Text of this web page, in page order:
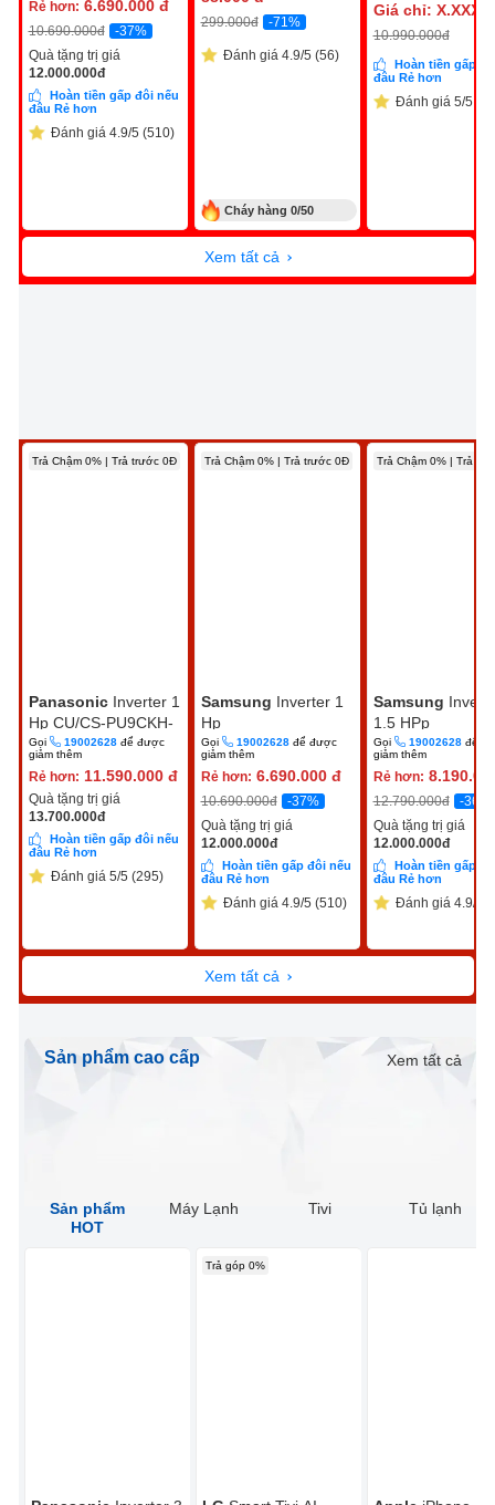
Rẻ hơn: 6.690.000 đ
10.690.000đ
-37%
Quà tặng trị giá
12.000.000đ
Hoàn tiền gấp đôi nếu
đâu Rẻ hơn
Đánh giá 4.9/5 (510)
299.000đ -71%
Đánh giá 4.9/5 (56)
Cháy hàng 0/50
suất
Giá chỉ:
10.990.000đ
Hoàn tiền gấp
đâu Rẻ hơn
Đánh giá 5/5 (9)
Xem tất cả
Trả Chậm 0% | Trả trước 0Đ
Panasonic Inverter 1
Hp CU/CS-PU9CKH-
8D
Gọi 19002628để được
giảm thêm
Rẻ hơn: 11.590.000 đ
Quà tặng trị giá
13.700.000đ
Hoàn tiền gấp đôi nếu
đâu Rẻ hơn
Đánh giá 5/5 (295)
Trả Chậm 0% | Trả trước 0Đ
Samsung Inverter 1
Hp
AR10DYHZAWKNSV
Gọi 19002628để được
giảm thêm
Rẻ hơn: 6.690.000 đ
10.690.000đ
-37%
Quà tặng trị giá
12.000.000đ
Hoàn tiền gấp đôi nếu
đâu Rẻ hơn
Đánh giá 4.9/5 (510)
Trả Chậm 0% | Trả
Samsung
1.5 HPp
Gọi 19002628để
giảm thêm
Rẻ hơn:
12.790.000đ
-36%
Quà tặng trị giá
12.000.000đ
Hoàn tiền gấp
đâu Rẻ hơn
Đánh giá 4.9/5
Xem tất cả
Sản phẩm cao cấp
Sản phẩm
HOT
Máy Lạnh Tivi Tủ lạnh
Xem tất cả
Trả góp 0%